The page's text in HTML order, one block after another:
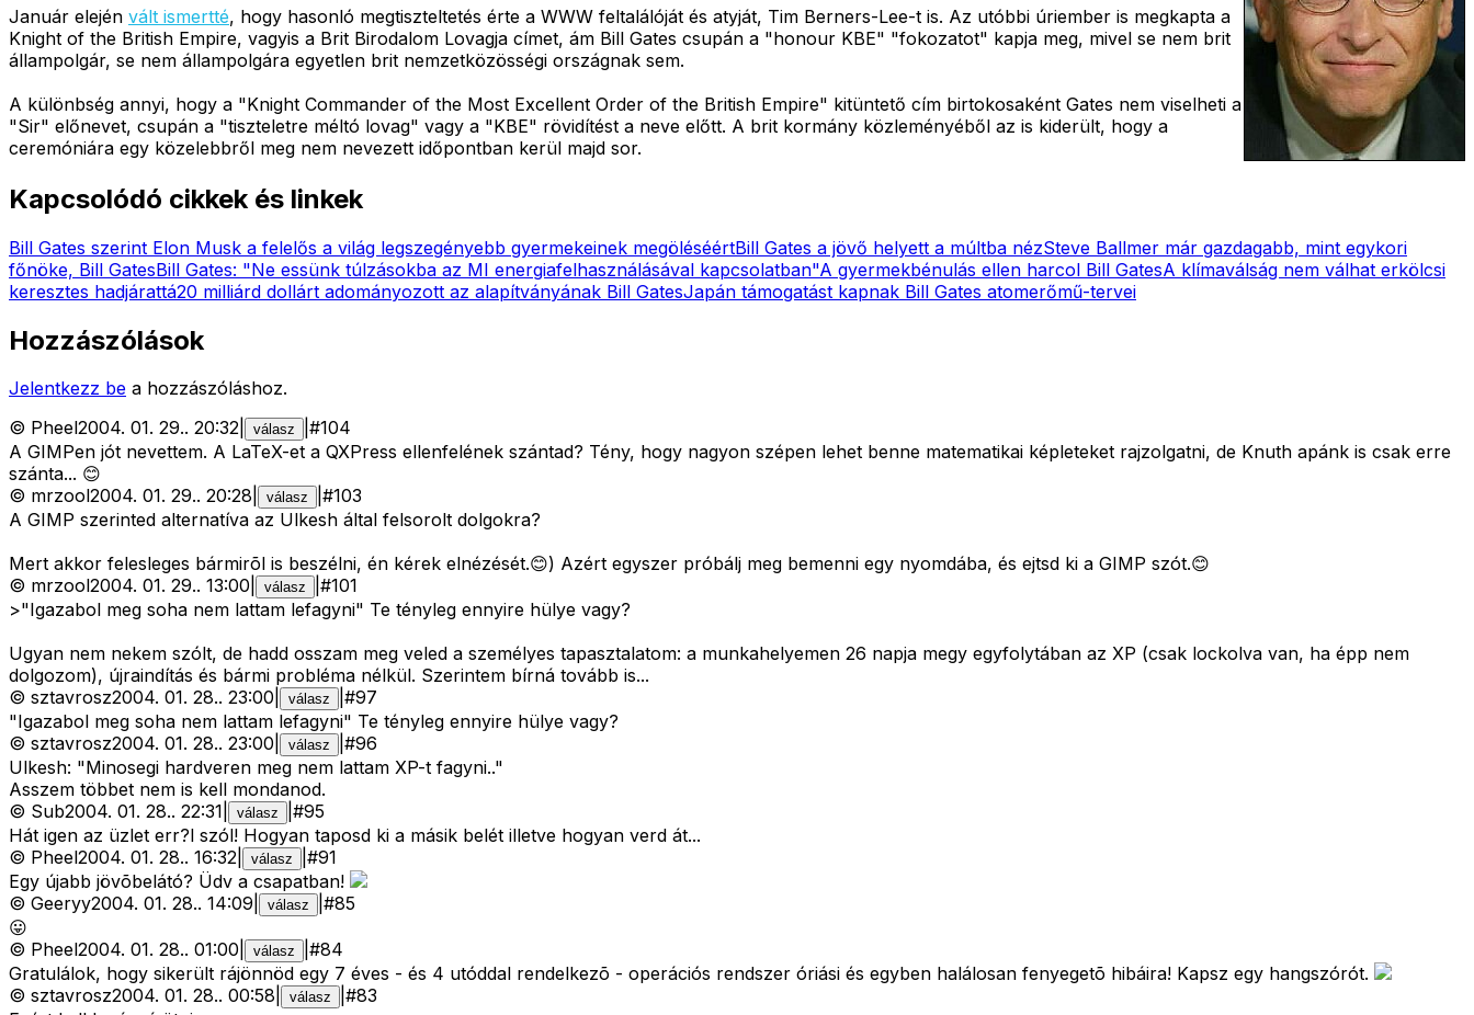
Január elején vált ismertté, hogy hasonló megtiszteltetés érte a WWW feltalálóját és atyját, Tim Berners-Lee-t is. Az utóbbi úriember is megkapta a
Knight of the British Empire, vagyis a Brit Birodalom Lovagja címet, ám Bill Gates csupán a "honour KBE" "fokozatot" kapja meg, mivel se nem brit
állampolgár, se nem állampolgára egyetlen brit nemzetközösségi országnak sem.
A különbség annyi, hogy a "Knight Commander of the Most Excellent Order of the British Empire" kitüntető cím birtokosaként Gates nem viselheti a
"Sir" előnevet, csupán a "tiszteletre méltó lovag" vagy a "KBE" rövidítést a neve előtt. A brit kormány közleményéből az is kiderült, hogy a
ceremóniára egy közelebbről meg nem nevezett időpontban kerül majd sor.
Kapcsolódó cikkek és linkek
Bill Gates szerint Elon Musk a felelős a világ legszegényebb gyermekeinek megöléséértBill Gates a jövő helyett a múltba nézSteve Ballmer már gazdagabb, mint egykori
főnöke, Bill GatesBill Gates: "Ne essünk túlzásokba az MI energiafelhasználásával kapcsolatban"A gyermekbénulás ellen harcol Bill GatesA klímaválság nem válhat erkölcsi
keresztes hadjárattá20 milliárd dollárt adományozott az alapítványának Bill GatesJapán támogatást kapnak Bill Gates atomerőmű-tervei
Hozzászólások
Jelentkezz be a hozzászóláshoz.
© Pheel2004. 01. 29.. 20:32 válasz #104
A GIMPen jót nevettem. A LaTeX-et a QXPress ellenfelének szántad? Tény, hogy nagyon szépen lehet benne matematikai képleteket rajzolgatni, de Knuth apánk is csak erre
szánta... 😊
© mrzool2004. 01. 29.. 20:28 válasz #103
A GIMP szerinted alternatíva az Ulkesh által felsorolt dolgokra?
Mert akkor felesleges bármirõl is beszélni, én kérek elnézését.😊) Azért egyszer próbálj meg bemenni egy nyomdába, és ejtsd ki a GIMP szót.😊
© mrzool2004. 01. 29.. 13:00 válasz #101
>"Igazabol meg soha nem lattam lefagyni" Te tényleg ennyire hülye vagy?
Ugyan nem nekem szólt, de hadd osszam meg veled a személyes tapasztalatom: a munkahelyemen 26 napja megy egyfolytában az XP (csak lockolva van, ha épp nem
dolgozom), újraindítás és bármi probléma nélkül. Szerintem bírná tovább is...
© sztavrosz2004. 01. 28.. 23:00 válasz #97
"Igazabol meg soha nem lattam lefagyni" Te tényleg ennyire hülye vagy?
© sztavrosz2004. 01. 28.. 23:00 válasz #96
Ulkesh: "Minosegi hardveren meg nem lattam XP-t fagyni.."
Asszem többet nem is kell mondanod.
© Sub2004. 01. 28.. 22:31 válasz #95
Hát igen az üzlet err?l szól! Hogyan taposd ki a másik belét illetve hogyan verd át...
© Pheel2004. 01. 28.. 16:32 válasz #91
Egy újabb jövõbelátó? Üdv a csapatban!
© Geeryy2004. 01. 28.. 14:09 válasz #85
😛
© Pheel2004. 01. 28.. 01:00 válasz #84
Gratulálok, hogy sikerült rájönnöd egy 7 éves - és 4 utóddal rendelkezõ - operációs rendszer óriási és egyben halálosan fenyegetõ hibáira! Kapsz egy hangszórót.
© sztavrosz2004. 01. 28.. 00:58 válasz #83